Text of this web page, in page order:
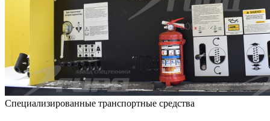
Специализированные транспортные средства